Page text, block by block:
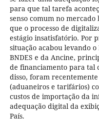
para que tal tarefa
senso comum no
que o processo de
estágio insatisfatório. Por
situação acabou levando
BNDES e da Ancine,
de financiamento para tal
disso, foram
(aduaneiros e tarifários)
custos de importação da
adequação digital da
País.